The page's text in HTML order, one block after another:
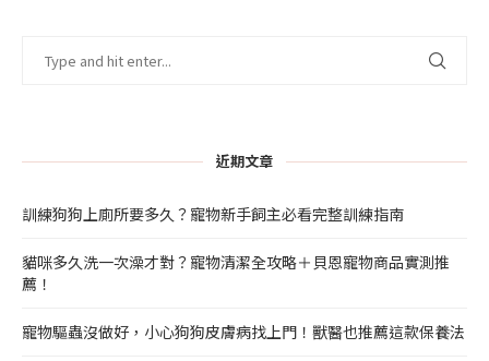
近期文章
訓練狗狗上廁所要多久？寵物新手飼主必看完整訓練指南
貓咪多久洗一次澡才對？寵物清潔全攻略＋貝恩寵物商品實測推
薦！
寵物驅蟲沒做好，小心狗狗皮膚病找上門！獸醫也推薦這款保養法